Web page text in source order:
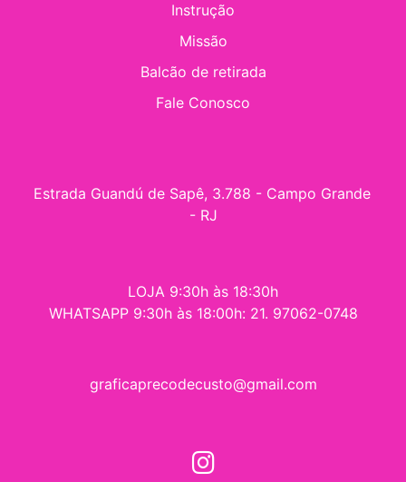
Instrução
Missão
Balcão de retirada
Fale Conosco
Estrada Guandú de Sapê, 3.788 - Campo Grande
- RJ
LOJA 9:30h às 18:30h
WHATSAPP 9:30h às 18:00h: 21. 97062-0748
graficaprecodecusto@gmail.com